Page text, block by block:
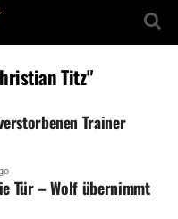
Titz"
Trainer
Tür – Wolf übernimmt